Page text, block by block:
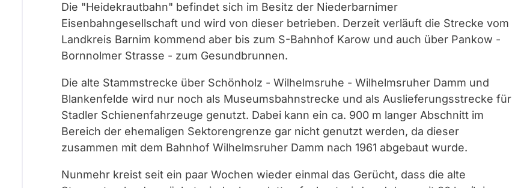
Die "Heidekrautbahn" befindet sich im Besitz der Niederbarnimer
Eisenbahngesellschaft und wird von dieser betrieben. Derzeit verläuft die Strecke vom
Landkreis Barnim kommend aber bis zum S-Bahnhof Karow und auch über Pankow -
Bornnolmer Strasse - zum Gesundbrunnen.
Die alte Stammstrecke über Schönholz - Wilhelmsruhe - Wilhelmsruher Damm und
Blankenfelde wird nur noch als Museumsbahnstrecke und als Auslieferungsstrecke für
Stadler Schienenfahrzeuge genutzt. Dabei kann ein ca. 900 m langer Abschnitt im
Bereich der ehemaligen Sektorengrenze gar nicht genutzt werden, da dieser
zusammen mit dem Bahnhof Wilhelmsruher Damm nach 1961 abgebaut wurde.
Nunmehr kreist seit ein paar Wochen wieder einmal das Gerücht, dass die alte